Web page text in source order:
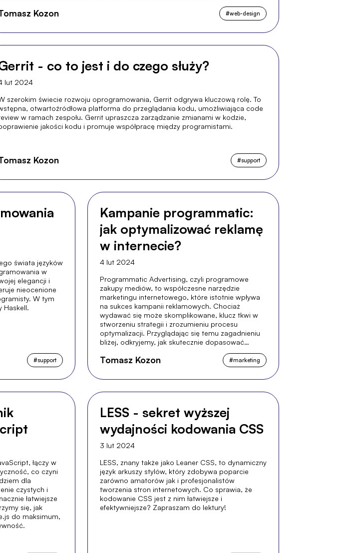
Kozon #web-design
- co to jest i do czego służy?
lut 2024
szerokim świecie rozwoju oprogramowania, Gerrit odgrywa kluczową rolę. To
otwartoźródłowa platforma do przeglądania kodu, umożliwiająca code
w ramach zespołu. Gerrit upraszcza zarządzanie zmianami w kodzie,
jakości kodu i promuje współpracę między programistami.
Kozon #support
świata języków
w
elegancji i
nieocenione
W tym
Haskell.
#support
Kampanie programmatic:
jak optymalizować reklamę
w internecie?
4 lut 2024
Programmatic Advertising, czyli programowe
zakupy mediów, to współczesne narzędzie
marketingu internetowego, które istotnie wpływa
na sukces kampanii reklamowych. Chociaż
wydawać się może skomplikowane, klucz tkwi w
stworzeniu strategii i zrozumieniu procesu
optymalizacji. Przyglądając się temu zagadnieniu
bliżej, odkryjemy, jak skutecznie dopasować
potencjalnych odbiorców i zadowolić klienta.
Tomasz Kozon #marketing
łączy w
co czyni
dla
czystych i
łatwiejsze
się, jak
do maksimum,
LESS - sekret wyższej
wydajności kodowania CSS
3 lut 2024
LESS, znany także jako Leaner CSS, to dynamiczny
język arkuszy stylów, który zdobywa poparcie
zarówno amatorów jak i profesjonalistów
tworzenia stron internetowych. Co sprawia, że
kodowanie CSS jest z nim łatwiejsze i
efektywniejsze? Zapraszam do lektury!